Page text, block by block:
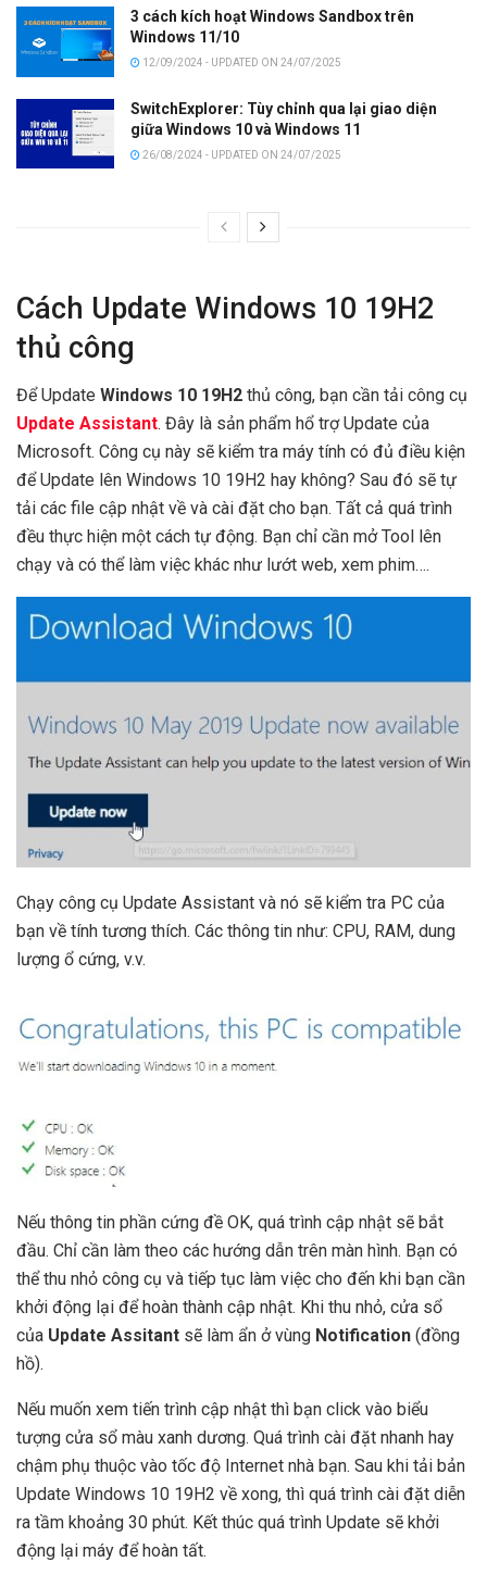
3 cách kích hoạt Windows Sandbox trên
Windows 11/10
12/09/2024 - UPDATED ON 24/07/2025
SwitchExplorer: Tùy chỉnh qua lại giao diện
giữa Windows 10 và Windows 11
26/08/2024 - UPDATED ON 24/07/2025
Cách Update Windows 10 19H2
thủ công
Để Update Windows 10 19H2 thủ công, bạn cần tải công cụ
Update Assistant. Đây là sản phẩm hổ trợ Update của
Microsoft. Công cụ này sẽ kiểm tra máy tính có đủ điều kiện
để Update lên Windows 10 19H2 hay không? Sau đó sẽ tự
tải các file cập nhật về và cài đặt cho bạn. Tất cả quá trình
đều thực hiện một cách tự động. Bạn chỉ cần mở Tool lên
chạy và có thể làm việc khác như lướt web, xem phim….
Chạy công cụ Update Assistant và nó sẽ kiểm tra PC của
bạn về tính tương thích. Các thông tin như: CPU, RAM, dung
lượng ổ cứng, v.v.
Nếu thông tin phần cứng đề OK, quá trình cập nhật sẽ bắt
đầu. Chỉ cần làm theo các hướng dẫn trên màn hình. Bạn có
thể thu nhỏ công cụ và tiếp tục làm việc cho đến khi bạn cần
khởi động lại để hoàn thành cập nhật. Khi thu nhỏ, cửa sổ
của Update Assitant sẽ làm ẩn ở vùng Notification (đồng
hồ).
Nếu muốn xem tiến trình cập nhật thì bạn click vào biểu
tượng cửa sổ màu xanh dương. Quá trình cài đặt nhanh hay
chậm phụ thuộc vào tốc độ Internet nhà bạn. Sau khi tải bản
Update Windows 10 19H2 về xong, thì quá trình cài đặt diễn
ra tầm khoảng 30 phút. Kết thúc quá trình Update sẽ khởi
động lại máy để hoàn tất.